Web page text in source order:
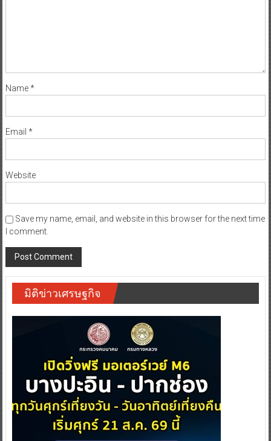
Name*
Email *
Website
Save my name, email, and website in this browser for the next time
I comment.
มิติข่าวเศรษฐกิจ